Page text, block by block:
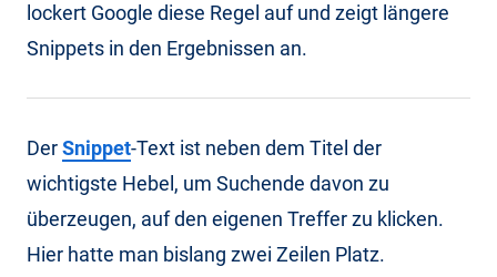
lockert Google diese Regel auf und zeigt längere
Snippets in den Ergebnissen an.
DerSnippet-Text ist neben dem Titel der
wichtigste Hebel, um Suchende davon zu
überzeugen, auf den eigenen Treffer zu klicken.
Hier hatte man bislang zwei Zeilen Platz.